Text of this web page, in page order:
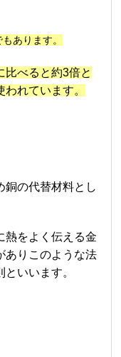
もあります。
比べると約3倍と
れています。
銅の代替材料とし
熱をよく伝える金
ありこのような法
いいます。